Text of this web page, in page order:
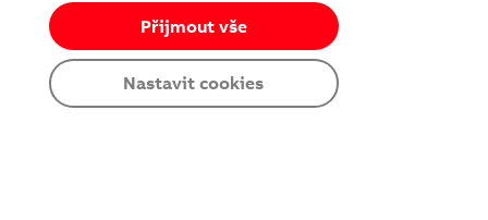
Nastavit cookies
Přijmout vše